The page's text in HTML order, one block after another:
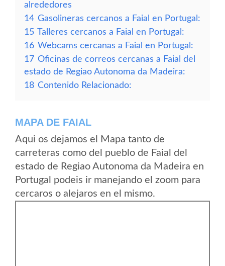
alrededores
14 Gasolineras cercanos a Faial en Portugal:
15 Talleres cercanos a Faial en Portugal:
16 Webcams cercanas a Faial en Portugal:
17 Oficinas de correos cercanas a Faial del
estado de Regiao Autonoma da Madeira:
18 Contenido Relacionado:
MAPA DE FAIAL
Aqui os dejamos el Mapa tanto de
carreteras como del pueblo de Faial del
estado de Regiao Autonoma da Madeira en
Portugal podeis ir manejando el zoom para
cercaros o alejaros en el mismo.